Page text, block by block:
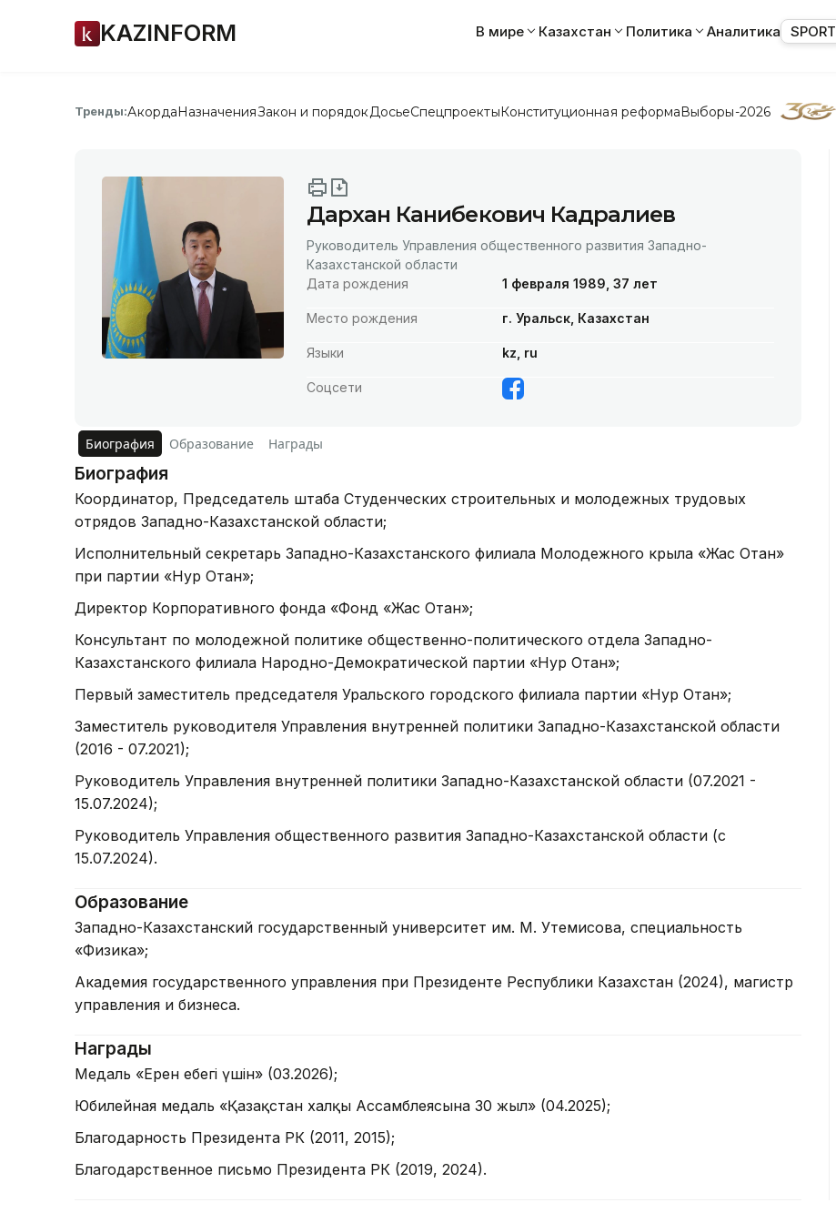
KAZINFORM В мире Казахстан Политика Аналитика SPORT
Тренды:АкордаНазначенияЗакон и порядок ДосьеСпецпроектыКонституционная реформаВыборы-2026
Дархан Канибекович Кадралиев
Руководитель Управления общественного развития Западно-
Казахстанской области
Дата рождения
1 февраля 1989, 37 лет
Место рождения г. Уральск, Казахстан
Языки kz, ru
Соцсети
Биография Образование Награды
Биография
Координатор, Председатель штаба Студенческих строительных и молодежных трудовых
отрядов Западно-Казахстанской области;
Исполнительный секретарь Западно-Казахстанского филиала Молодежного крыла «Жас Отан»
при партии «Нур Отан»;
Директор Корпоративного фонда «Фонд «Жас Отан»;
Консультант по молодежной политике общественно-политического отдела Западно-
Казахстанского филиала Народно-Демократической партии «Нур Отан»;
Первый заместитель председателя Уральского городского филиала партии «Нур Отан»;
Заместитель руководителя Управления внутренней политики Западно-Казахстанской области
(2016 - 07.2021);
Руководитель Управления внутренней политики Западно-Казахстанской области (07.2021 -
15.07.2024);
Руководитель Управления общественного развития Западно-Казахстанской области (с
15.07.2024).
Образование
Западно-Казахстанский государственный университет им. М. Утемисова, специальность
«Физика»;
Академия государственного управления при Президенте Республики Казахстан (2024), магистр
управления и бизнеса.
Награды
Медаль «Ерен еңбегі үшін» (03.2026);
Юбилейная медаль «Қазақстан халқы Ассамблеясына 30 жыл» (04.2025);
Благодарность Президента РК (2011, 2015);
Благодарственное письмо Президента РК (2019, 2024).